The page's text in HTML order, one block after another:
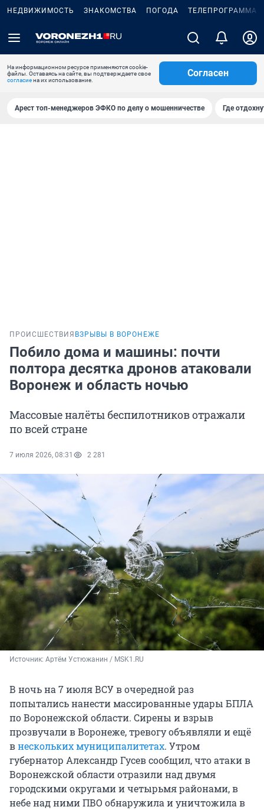
НЕДВИЖИМОСТЬ ЗНАКОМСТВА ПОГОДА ТЕЛЕПРОГРАММА
На информационном ресурсе применяются cookie-
файлы. Оставаясь на сайте, вы подтверждаете свое
согласиена их использование.
Согласен
Арест топ-менеджеров ЭФКО по делу о мошенничестве Где
ПРОИСШЕСТВИЯ ВЗРЫВЫ В ВОРОНЕЖЕ
Побило дома и машины: почти
полтора десятка дронов атаковали
Воронеж и область ночью
Массовые налёты беспилотников отражали
по всей стране
7 июля 2026, 08:31 2 281
Источник: Артём Устюжанин / MSK1.RU
В ночь на 7 июля ВСУ в очередной раз
попытались нанести массированные удары БПЛА
по Воронежской области. Сирены и взрыв
прозвучали в Воронеже, тревогу объявляли и ещё
внескольких муниципалитетах. Утром
губернатор Александр Гусев сообщил, что атаки в
Воронежской области отразили над двумя
городскими округами и четырьмя районами, в
небе над ними ПВО обнаружила и уничтожила в